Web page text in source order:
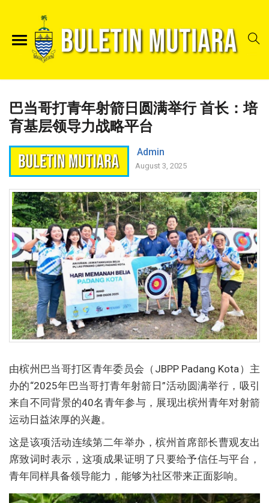
巴当哥打青年射箭日圆满举行 首长：培
育基层领导力战略平台
Admin
August 3, 2025
由槟州巴当哥打区青年委员会（JBPP Padang Kota）主
办的“2025年巴当哥打青年射箭日”活动圆满举行，吸引
来自不同背景的40名青年参与，展现出槟州青年对射箭
运动日益浓厚的兴趣。
这是该项活动连续第二年举办，槟州首席部长曹观友出
席致词时表示，这项成果证明了只要给予信任与平台，
青年同样具备领导能力，能够为社区带来正面影响。